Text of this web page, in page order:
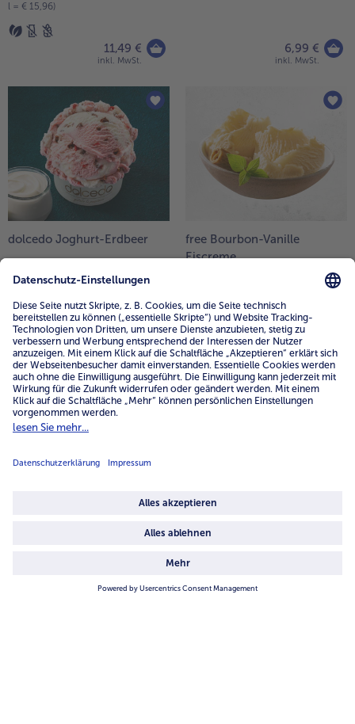
l = € 15,96)
11,49 €
inkl. MwSt.
6,99 €
inkl. MwSt.
dolcedo Joghurt-Erdbeer
750 ml (1 l = € 10,65)
7,99 €
inkl. MwSt.
free Bourbon-Vanille
Eiscreme
7,99 €
inkl. MwSt.
8 Stück = 800 ml (Pro Stück € 1,00 / 1
7,99 €
Frucht-Sorbet Mango-
4 Stück = 400 ml (Pro Stück € 1,87 / 1